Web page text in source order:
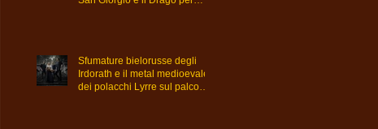
Sfumature bielorusse degli
Irdorath e il metal medioevale
dei polacchi Lyrre sul palco